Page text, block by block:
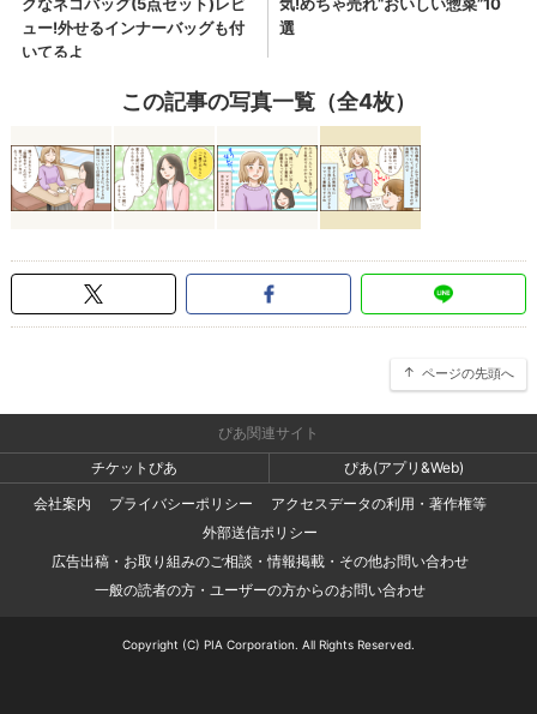
この記事の写真一覧（全4枚）
ページの先頭へ
ぴあ関連サイト
チケットぴあ
ぴあ(アプリ&Web)
会社案内
プライバシーポリシー
アクセスデータの利用・著作権等
外部送信ポリシー
広告出稿・お取り組みのご相談・情報掲載・その他お問い合わせ
一般の読者の方・ユーザーの方からのお問い合わせ
Copyright (C) PIA Corporation. All Rights Reserved.